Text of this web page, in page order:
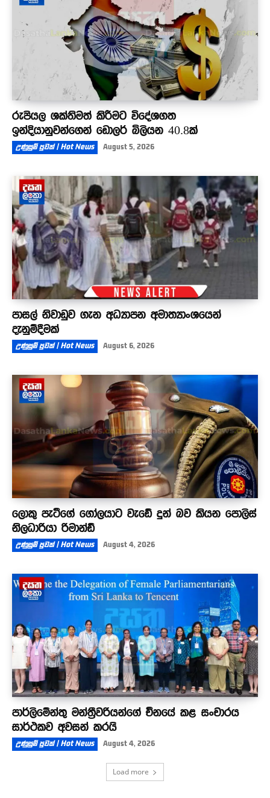
රුපියල ශක්තිමත් කිරීමට විදේශගත
ඉන්දියානුවන්ගෙන් ඩොලර් බිලියන 40.8ක්
උණුසුම් පුවත් | Hot News August 5, 2026
පාසල් නිවාඩුව ගැන අධ්‍යාපන අමාත්‍යාංශයෙන්
දැනුම්දීමක්
උණුසුම් පුවත් | Hot News August 6, 2026
ලොකු පැටීගේ ගෝලයාට වැඩේ දුන් බව කියන පොලිස්
නිලධාරියා රිමාන්ඩ්
උණුසුම් පුවත් | Hot News August 4, 2026
පාර්ලිමේන්තු මන්ත්‍රීවරියන්ගේ චීනයේ කළ සංචාරය
සාර්ථකව අවසන් කරයි
උණුසුම් පුවත් | Hot News August 4, 2026
Load more